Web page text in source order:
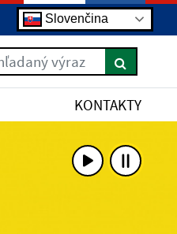
Slovenčina
výraz
KONTAKTY